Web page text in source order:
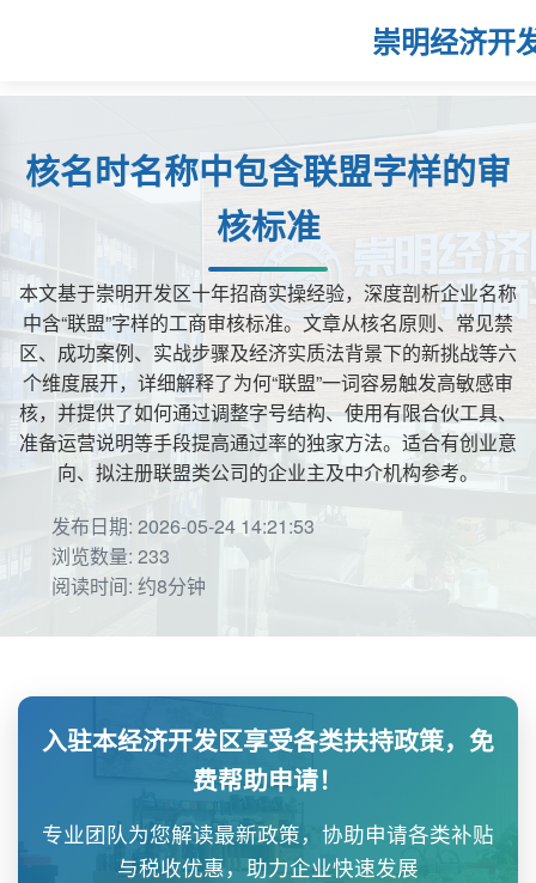
崇明经济开
核名时名称中包含联盟字样的审
核标准
本文基于崇明开发区十年招商实操经验，深度剖析企业名称
中含“联盟”字样的工商审核标准。文章从核名原则、常见禁
区、成功案例、实战步骤及经济实质法背景下的新挑战等六
个维度展开，详细解释了为何“联盟”一词容易触发高敏感审
核，并提供了如何通过调整字号结构、使用有限合伙工具、
准备运营说明等手段提高通过率的独家方法。适合有创业意
向、拟注册联盟类公司的企业主及中介机构参考。
发布日期: 2026-05-24 14:21:53
浏览数量: 233
阅读时间: 约8分钟
入驻本经济开发区享受各类扶持政策，免
费帮助申请！
专业团队为您解读最新政策，协助申请各类补贴
与税收优惠，助力企业快速发展